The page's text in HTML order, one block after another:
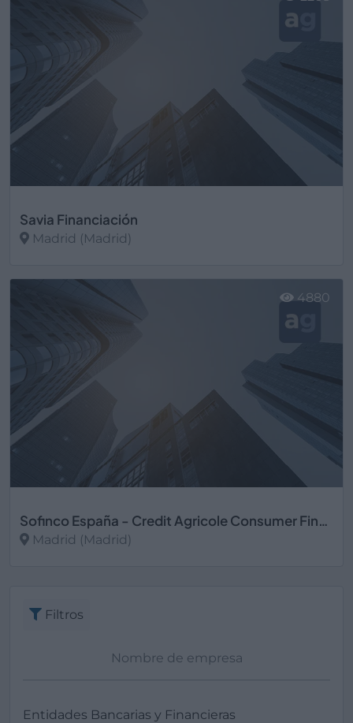
Savia Financiación
Madrid (Madrid)
Sofinco España - Credit Agricole Consumer Finance Spain EFC
Madrid (Madrid)
4880
Filtros